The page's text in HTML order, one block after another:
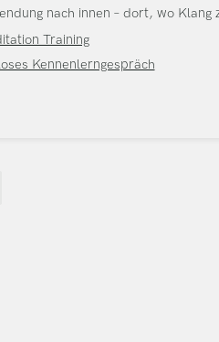
nach innen – dort, wo
Training
Kennenlerngespräch